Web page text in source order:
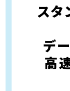
スタ
デ
高